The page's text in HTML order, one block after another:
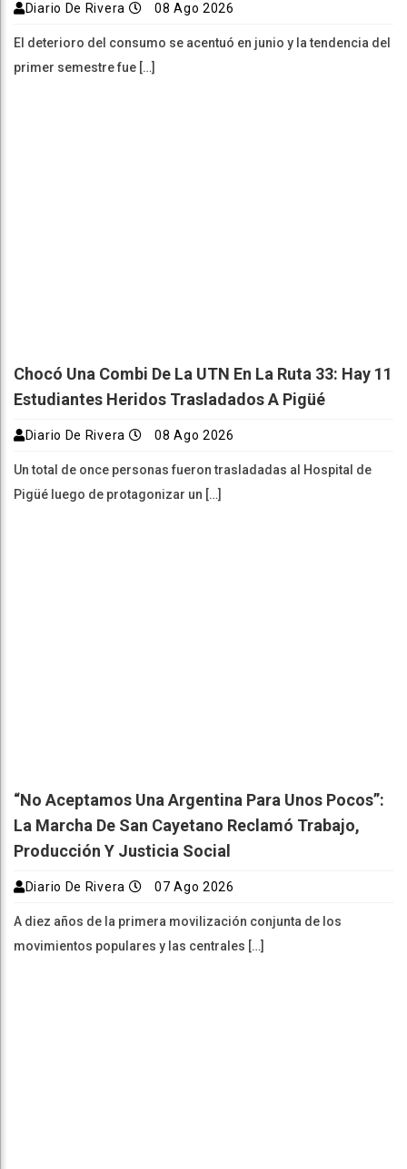
Diario De Rivera 08 Ago 2026
El deterioro del consumo se acentuó en junio y la tendencia del
primer semestre fue […]
Chocó Una Combi De La UTN En La Ruta 33: Hay 11
Estudiantes Heridos Trasladados A Pigüé
Diario De Rivera 08 Ago 2026
Un total de once personas fueron trasladadas al Hospital de
Pigüé luego de protagonizar un […]
“No Aceptamos Una Argentina Para Unos Pocos”:
La Marcha De San Cayetano Reclamó Trabajo,
Producción Y Justicia Social
Diario De Rivera 07 Ago 2026
A diez años de la primera movilización conjunta de los
movimientos populares y las centrales […]